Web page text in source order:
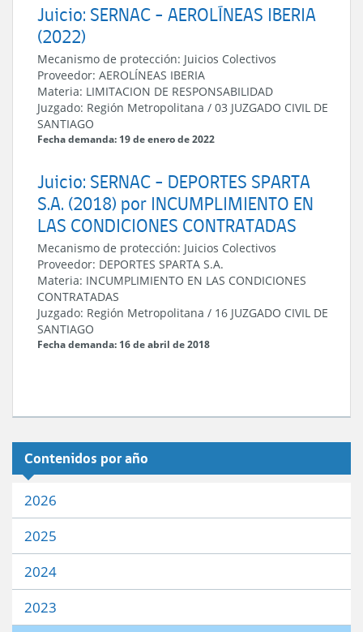
Juicio: SERNAC - AEROLÍNEAS IBERIA
(2022)
Mecanismo de protección: Juicios Colectivos
Proveedor: AEROLÍNEAS IBERIA
Materia: LIMITACION DE RESPONSABILIDAD
Juzgado: Región Metropolitana / 03 JUZGADO CIVIL DE
SANTIAGO
Fecha demanda: 19 de enero de 2022
Juicio: SERNAC - DEPORTES SPARTA
S.A. (2018) por INCUMPLIMIENTO EN
LAS CONDICIONES CONTRATADAS
Mecanismo de protección: Juicios Colectivos
Proveedor: DEPORTES SPARTA S.A.
Materia: INCUMPLIMIENTO EN LAS CONDICIONES
CONTRATADAS
Juzgado: Región Metropolitana / 16 JUZGADO CIVIL DE
SANTIAGO
Fecha demanda: 16 de abril de 2018
Contenidos por año
2026
2025
2024
2023